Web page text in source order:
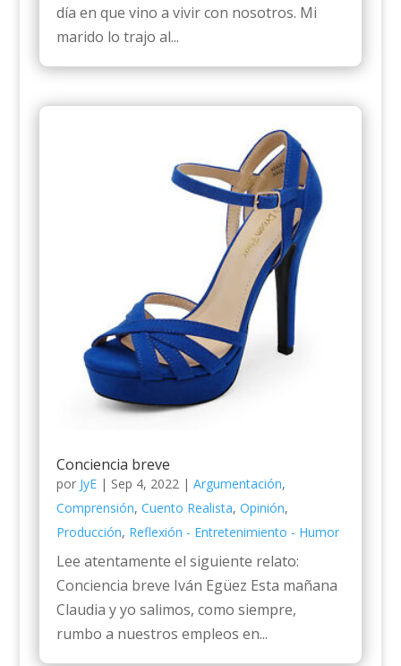
día en que vino a vivir con nosotros. Mi
marido lo trajo al...
Conciencia breve
por JyE| Sep 4, 2022 | Argumentación,
Comprensión, Cuento Realista, Opinión,
Producción, Reflexión - Entretenimiento - Humor
Lee atentamente el siguiente relato:
Conciencia breve Iván Egüez Esta mañana
Claudia y yo salimos, como siempre,
rumbo a nuestros empleos en...